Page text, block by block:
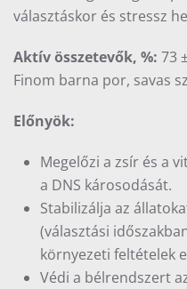
választáskor és stressz
Aktív összetevők, %: 73
Finom barna por, savas
Előnyök:
Megelőzi a zsír és a
a DNS károsodását.
Stabilizálja az
(választási
környezeti feltételek
Védi a bélrendszert